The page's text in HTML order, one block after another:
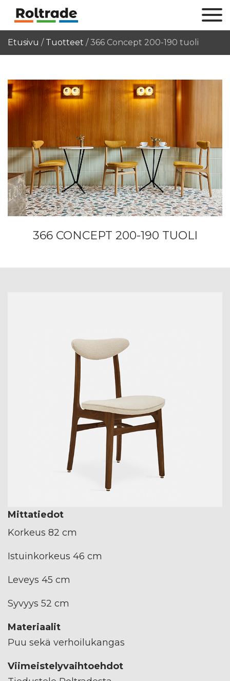
Etusivu / Tuotteet /366 Concept 200-190 tuoli
366 CONCEPT 200-190 TUOLI
Mittatiedot
Korkeus 82 cm
Istuinkorkeus 46 cm
Leveys 45 cm
Syvyys 52 cm
Materiaalit
Puu sekä verhoilukangas
Viimeistelyvaihtoehdot